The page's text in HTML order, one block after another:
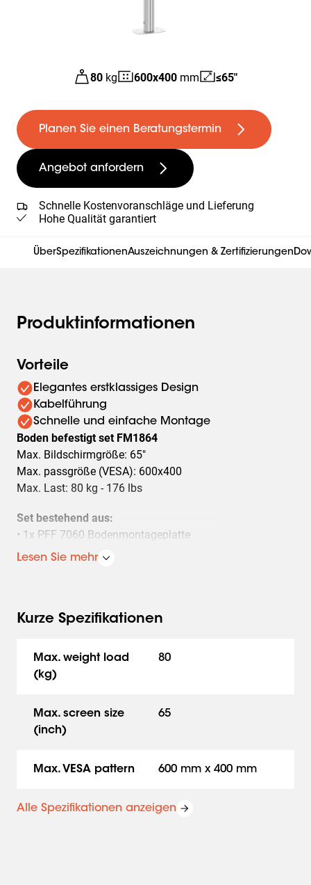
80 kg 600x400 mm ≤65"
Planen Sie einen Beratungstermin
Angebot anfordern
Schnelle Kostenvoranschläge und Lieferung
Hohe Qualität garantiert
ÜberSpezifikationenAuszeichnungen & Zertifizierungen
Produktinformationen
Vorteile
Elegantes erstklassiges Design
Kabelführung
Schnelle und einfache Montage
Boden befestigt set FM1864
Max. Bildschirmgröße: 65"
Max. passgröße (VESA): 600x400
Max. Last: 80 kg - 176 lbs
Set bestehend aus:
• 1x PFF 7060 Bodenmontageplatte
• 1x PUC 2718 Profil 180 cm
Lesen Sie mehr
Kurze Spezifikationen
Max. weight load
(kg)
80
Max. screen size
(inch)
65
Max. VESA pattern 600 mm x 400 mm
Alle Spezifikationen anzeigen